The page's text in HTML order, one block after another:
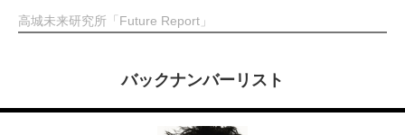
高城未来研究所「Future Report」
バックナンバーリスト